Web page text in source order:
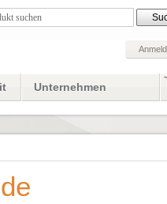
Unternehmen